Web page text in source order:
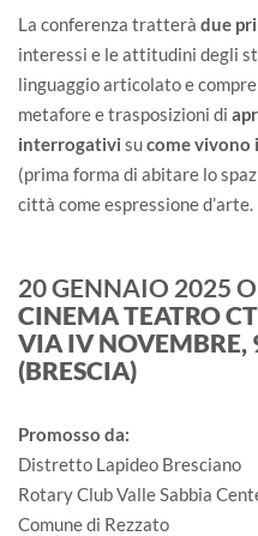
La conferenza tratterà due
interessi e le attitudini degli
linguaggio articolato e
metafore e trasposizioni di
interrogativi sucome vivono
(prima forma di abitare lo
città come espressione d’arte.
20 GENNAIO 2025
CINEMA TEATRO
VIA IV NOVEMBRE,
(BRESCIA)
Promosso da:
Distretto Lapideo Bresciano
Rotary Club Valle Sabbia
Comune di Rezzato